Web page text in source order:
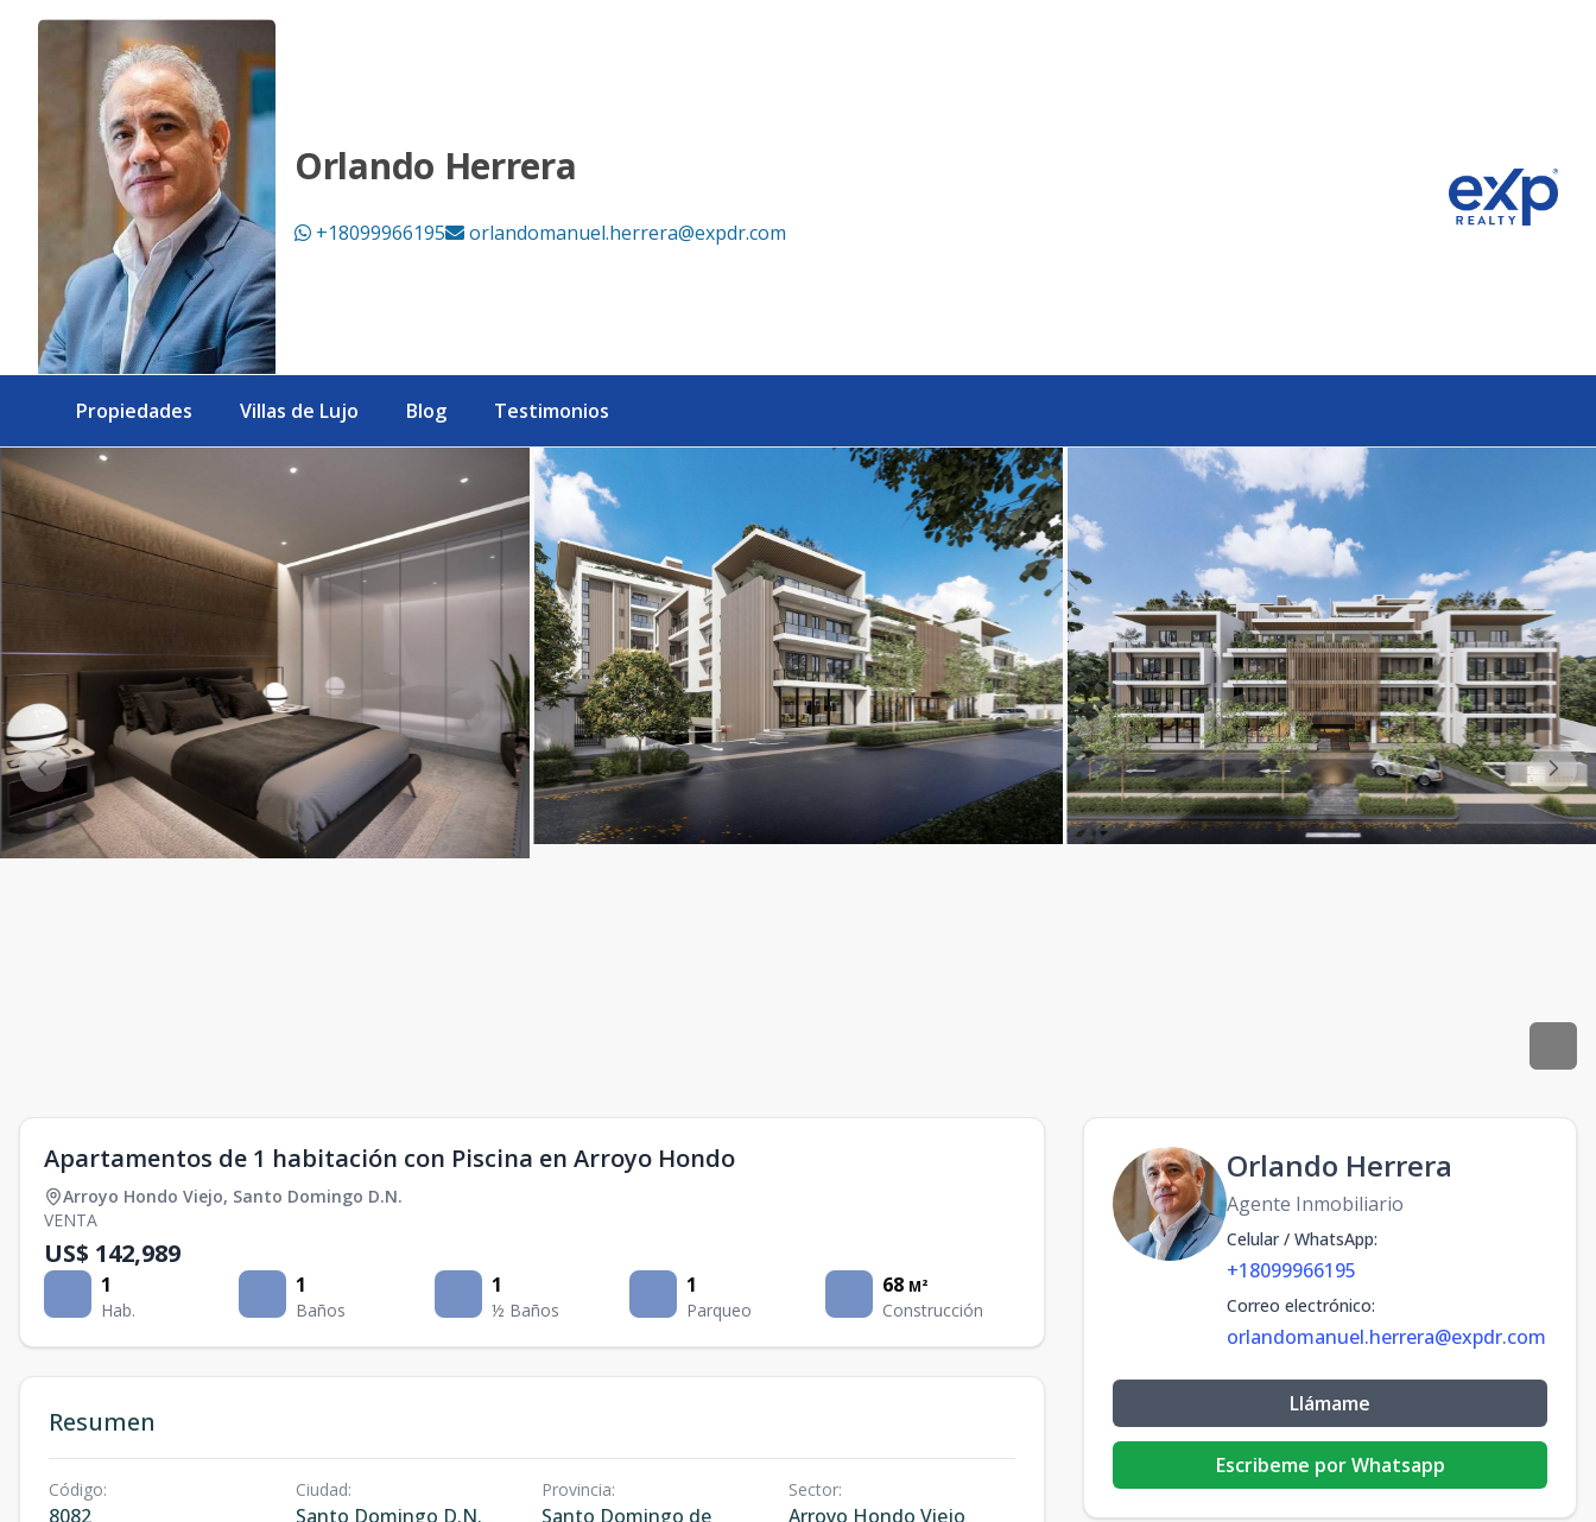
Orlando Herrera
+18099966195 orlandomanuel.herrera@expdr.com
Propiedades Villas de Lujo Blog Testimonios
Apartamentos de 1 habitación con Piscina en Arroyo Hondo
Arroyo Hondo Viejo, Santo Domingo D.N.
VENTA
US$ 142,989
1
Hab.
1
Baños
1
½ Baños
1
Parqueo
68 M²
Construcción
Resumen
Código:
8082
Ciudad:
Santo Domingo D.N.
Provincia:
Santo Domingo de
Sector:
Arroyo Hondo Viejo
Orlando Herrera
Agente Inmobiliario
Celular / WhatsApp:
+18099966195
Correo electrónico:
orlandomanuel.herrera@expdr.com
Llámame
Escribeme por Whatsapp
Apartamentos de 1 habitación con Piscina en Arroyo Hondo - eXp Realty República Dominicana